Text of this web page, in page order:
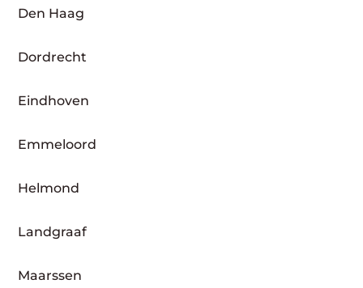
Den Haag
Dordrecht
Eindhoven
Emmeloord
Helmond
Landgraaf
Maarssen